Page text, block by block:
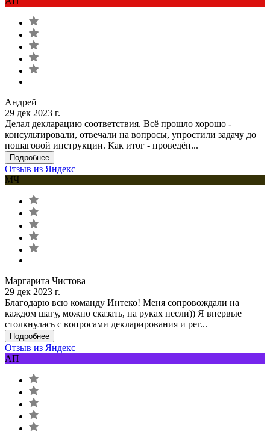
Андрей
29 дек 2023 г.
Делал декларацию соответствия. Всё прошло хорошо -
консультировали, отвечали на вопросы, упростили задачу до
пошаговой инструкции. Как итог - проведён...
Подробнее
Отзыв из Яндекс
МЧ
Маргарита Чистова
29 дек 2023 г.
Благодарю всю команду Интеко! Меня сопровождали на
каждом шагу, можно сказать, на руках несли)) Я впервые
столкнулась с вопросами декларирования и рег...
Подробнее
Отзыв из Яндекс
АП